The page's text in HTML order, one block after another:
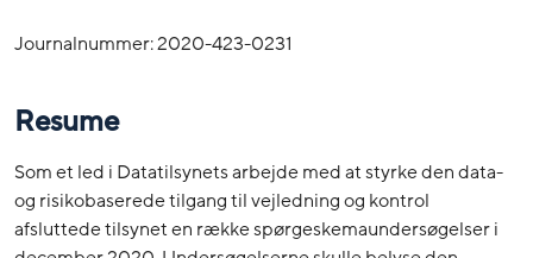
Journalnummer: 2020-423-0231
Resume
Som et led i Datatilsynets arbejde med at styrke den data-
og risikobaserede tilgang til vejledning og kontrol
afsluttede tilsynet en række spørgeskemaundersøgelser i